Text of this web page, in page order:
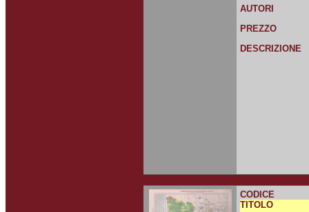
AUTORI
PREZZO
DESCRIZIONE
CODICE
TITOLO